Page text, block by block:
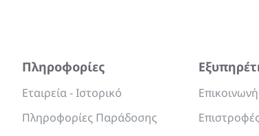
Πληροφορίες
Εταιρεία - Ιστορικό
Πληροφορίες Παράδοσης
Επιστροφές